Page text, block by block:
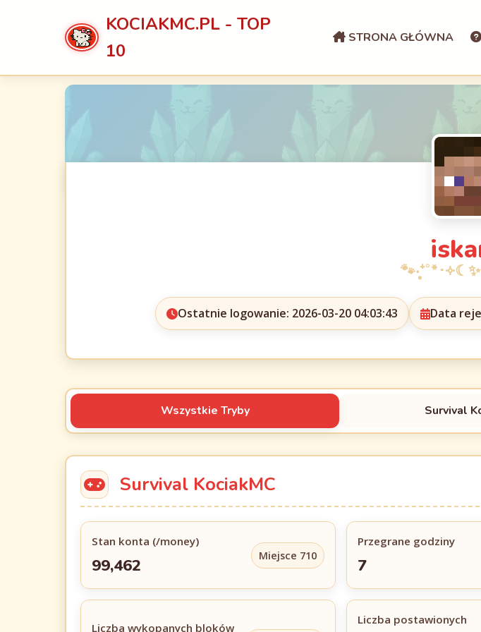
KOCIAKMC.PL - TOP
10
STRONA GŁÓWNA
Ostatnie logowanie: 2026-03-20 04:03:43 Data
Wszystkie Tryby Survival
Survival KociakMC
Stan konta (/money)
99,462 Miejsce 710
Przegrane godziny
7
Liczba wykopanych bloków
Liczba postawionych